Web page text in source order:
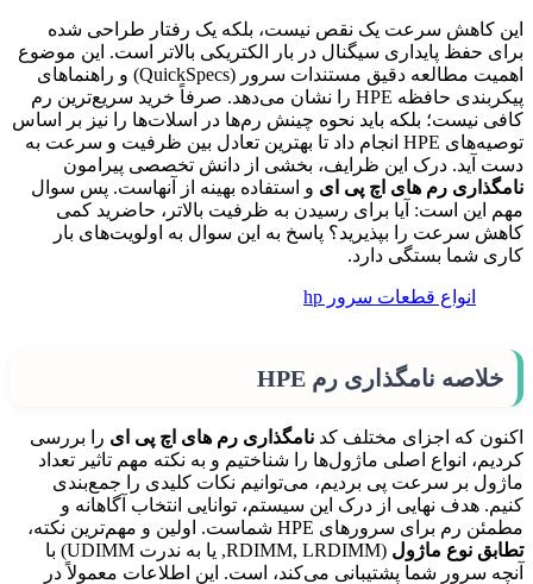
این کاهش سرعت یک نقص نیست، بلکه یک رفتار طراحی شده
برای حفظ پایداری سیگنال در بار الکتریکی بالاتر است. این موضوع
اهمیت مطالعه دقیق مستندات سرور (QuickSpecs) و راهنماهای
پیکربندی حافظه HPE را نشان می‌دهد. صرفاً خرید سریع‌ترین رم
کافی نیست؛ بلکه باید نحوه چینش رم‌ها در اسلات‌ها را نیز بر اساس
توصیه‌های HPE انجام داد تا بهترین تعادل بین ظرفیت و سرعت به
دست آید. درک این ظرایف، بخشی از دانش تخصصی پیرامون
نامگذاری رم های اچ پی ای و استفاده بهینه از آنهاست. پس سوال
مهم این است: آیا برای رسیدن به ظرفیت بالاتر، حاضرید کمی
کاهش سرعت را بپذیرید؟ پاسخ به این سوال به اولویت‌های بار
کاری شما بستگی دارد.
انواع قطعات سرور hp
خلاصه نامگذاری رم HPE
اکنون که اجزای مختلف کد نامگذاری رم های اچ پی ای را بررسی
کردیم، انواع اصلی ماژول‌ها را شناختیم و به نکته مهم تاثیر تعداد
ماژول بر سرعت پی بردیم، می‌توانیم نکات کلیدی را جمع‌بندی
کنیم. هدف نهایی از درک این سیستم، توانایی انتخاب آگاهانه و
مطمئن رم برای سرورهای HPE شماست. اولین و مهم‌ترین نکته،
تطابق نوع ماژول
(RDIMM, LRDIMM, یا به ندرت UDIMM) با
آنچه سرور شما پشتیبانی می‌کند، است. این اطلاعات معمولاً در